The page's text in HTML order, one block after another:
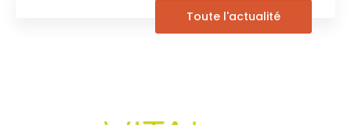
Toute l'actualité